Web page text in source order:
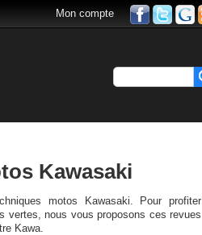
Mon compte
Kawasaki
motos Kawasaki. Pour profiter
vertes, nous vous proposons ces revues
Kawa.